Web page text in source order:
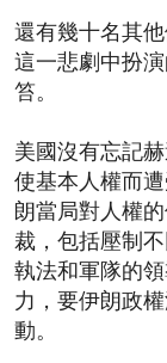
還有幾十名其
這一悲劇中扮
笞。
美國沒有忘記
使基本人權而
朗當局對人權
裁，包括壓制
執法和軍隊的
力，要伊朗政
動。